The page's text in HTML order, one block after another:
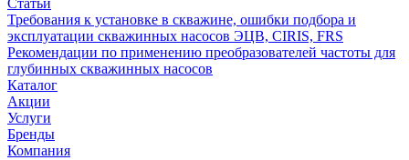
Статьи
Требования к установке в скважине, ошибки подбора и
эксплуатации скважинных насосов ЭЦВ, CIRIS, FRS
Рекомендации по применению преобразователей частоты для
глубинных скважинных насосов
Каталог
Акции
Услуги
Бренды
Компания